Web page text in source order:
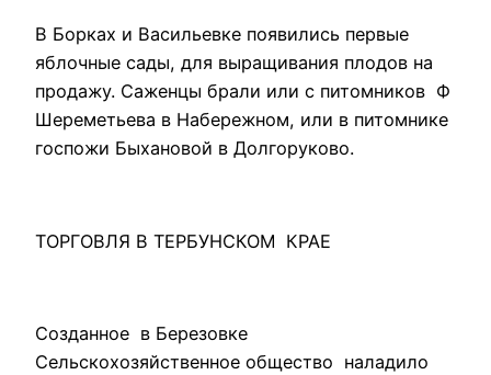
В Борках и Васильевке появились первые
яблочные сады, для выращивания плодов на
продажу. Саженцы брали или с питомников Ф
Шереметьева в Набережном, или в питомнике
госпожи Быхановой в Долгоруково.
ТОРГОВЛЯ В ТЕРБУНСКОМ КРАЕ
Созданное в Березовке
Сельскохозяйственное общество наладило